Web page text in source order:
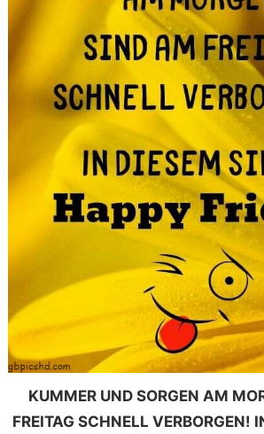
KUMMER UND SORGEN AM
FREITAG SCHNELL VERBORGEN!